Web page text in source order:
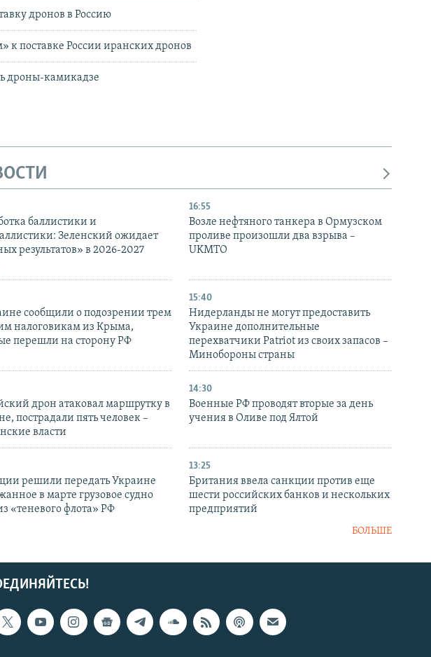
дронов в Россию
поставке России иранских дронов
дроны-камикадзе
баллистики и
Зеленский ожидает
результатов» в 2026-2027
16:55
Возле нефтяного танкера в Ормузском
проливе произошли два взрыва –
UKMTO
сообщили о подозрении трем
налоговикам из Крыма,
перешли на сторону РФ
15:40
Нидерланды не могут предоставить
Украине дополнительные
перехватчики Patriot из своих запасов –
Минобороны страны
дрон атаковал маршрутку в
пострадали пять человек –
власти
14:30
Военные РФ проводят вторые за день
учения в Оливе под Ялтой
решили передать Украине
в марте грузовое судно
«теневого флота» РФ
13:25
Британия ввела санкции против еще
шести российских банков и нескольких
предприятий
БОЛЬШЕ